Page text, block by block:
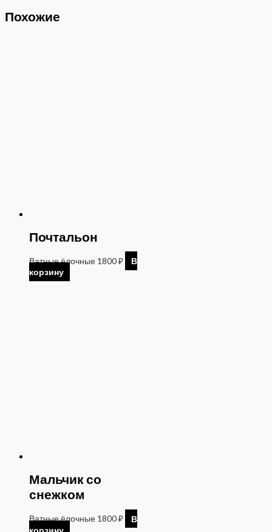
Похожие
Почтальон
Ватные ёлочные 1800₽
В
корзину
Мальчик со
снежком
Ватные ёлочные 1800₽
В
корзину